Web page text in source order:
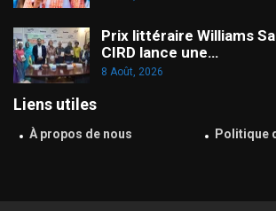
Prix littéraire Williams
CIRD lance une…
8 Août, 2026
Liens utiles
À propos de nous Politique